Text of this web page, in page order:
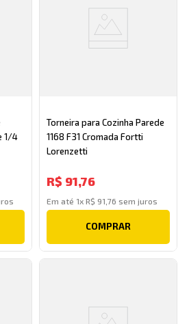
1/4
Torneira para Cozinha Parede
1168 F31 Cromada Fortti
Lorenzetti
R$ 91,76
Em até 1x R$ 91 76 sem juros
COMPRAR